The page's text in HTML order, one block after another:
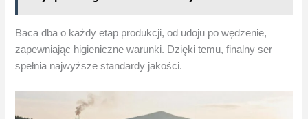
Baca dba o każdy etap produkcji, od udoju po wędzenie,
zapewniając higieniczne warunki. Dzięki temu, finalny ser
spełnia najwyższe standardy jakości.